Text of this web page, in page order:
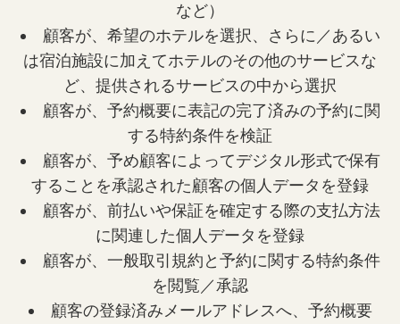
など）
顧客が、希望のホテルを選択、さらに／あるい
は宿泊施設に加えてホテルのその他のサービスな
ど、提供されるサービスの中から選択
顧客が、予約概要に表記の完了済みの予約に関
する特約条件を検証
顧客が、予め顧客によってデジタル形式で保有
することを承認された顧客の個人データを登録
顧客が、前払いや保証を確定する際の支払方法
に関連した個人データを登録
顧客が、一般取引規約と予約に関する特約条件
を閲覧／承認
顧客の登録済みメールアドレスへ、予約概要